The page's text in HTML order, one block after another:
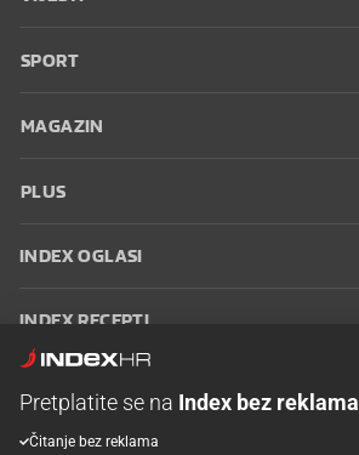
SPORT
MAGAZIN
PLUS
INDEX OGLASI
INDEX RECEPTI
Oglašavanje Zaposli se na Indexu
Pretplatite se na Index bez reklama
Čitanje bez reklama